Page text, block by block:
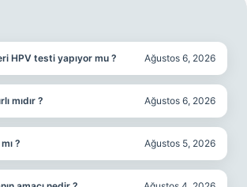
HPV testi yapıyor mu ? Ağustos 6, 2026
mıdır ? Ağustos 6, 2026
? Ağustos 5, 2026